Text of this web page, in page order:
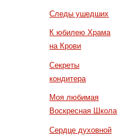
Следы ушедших
К юбилею Храма
на Крови
Секреты
кондитера
Моя любимая
Воскресная Школа
Сердце духовной